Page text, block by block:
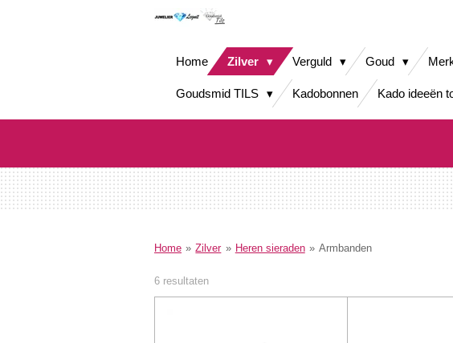
Home Zilver Verguld Goud
Goudsmid TILS Kadobonnen Kado ideeën
Home » Zilver » Heren sieraden » Armbanden
6 resultaten